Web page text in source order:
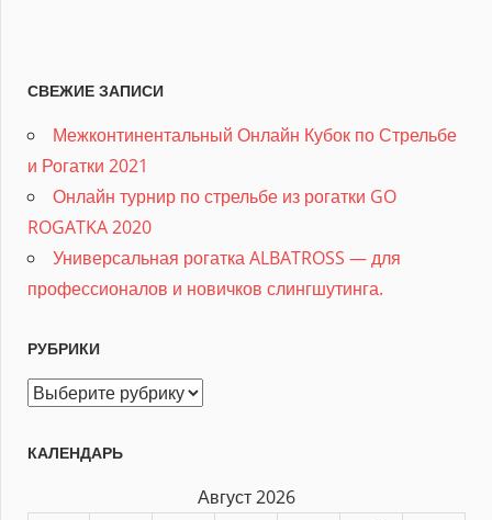
СВЕЖИЕ ЗАПИСИ
Межконтинентальный Онлайн Кубок по Стрельбе
и Рогатки 2021
Онлайн турнир по стрельбе из рогатки GO
ROGATKA 2020
Универсальная рогатка ALBATROSS — для
профессионалов и новичков слингшутинга.
РУБРИКИ
Рубрики
КАЛЕНДАРЬ
Август 2026